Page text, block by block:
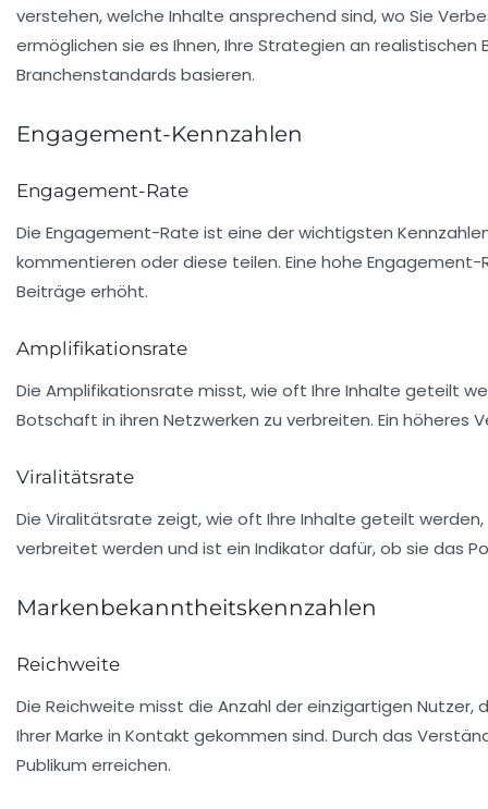
verstehen, welche Inhalte ansprechend sind, wo Sie
ermöglichen sie es Ihnen, Ihre Strategien an
Branchenstandards basieren.
Engagement-Kennzahlen
Engagement-Rate
Die Engagement-Rate ist eine der wichtigsten
kommentieren oder diese teilen. Eine hohe
Beiträge erhöht.
Amplifikationsrate
Die Amplifikationsrate misst, wie oft Ihre Inhalte geteilt
Botschaft in ihren Netzwerken zu verbreiten. Ein höheres
Viralitätsrate
Die Viralitätsrate zeigt, wie oft Ihre Inhalte geteilt
verbreitet werden und ist ein Indikator dafür, ob sie das
Markenbekanntheitskennzahlen
Reichweite
Die Reichweite misst die Anzahl der einzigartigen Nutzer,
Ihrer Marke in Kontakt gekommen sind. Durch das
Publikum erreichen.